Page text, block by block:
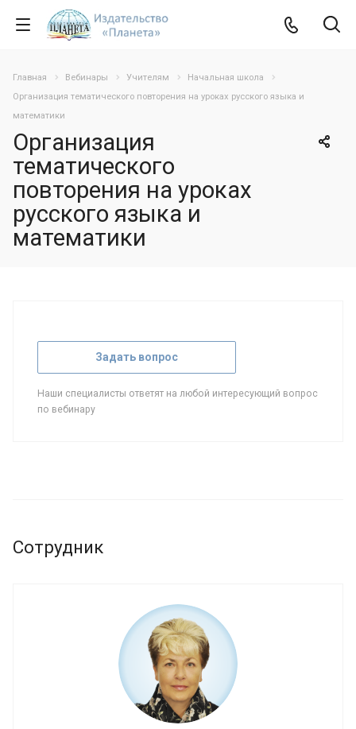
Главная Вебинары Учителям
Начальная школа
Организация тематического повторения на уроках русского языка и
математики
Организация
тематического
повторения на уроках
русского языка и
математики
Задать вопрос
Наши специалисты ответят на любой интересующий вопрос
по вебинару
Сотрудник